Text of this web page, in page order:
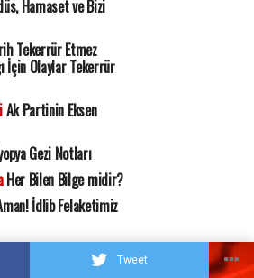
Tweet
Hamaset ve Bizi
Tekerrür Etmez
İçin Olaylar Tekerrür
Ak Partinin Eksen
Gezi Notları
Her Bilen Bilge midir?
İdlib Felaketimiz
Ayağındaki Pranga: